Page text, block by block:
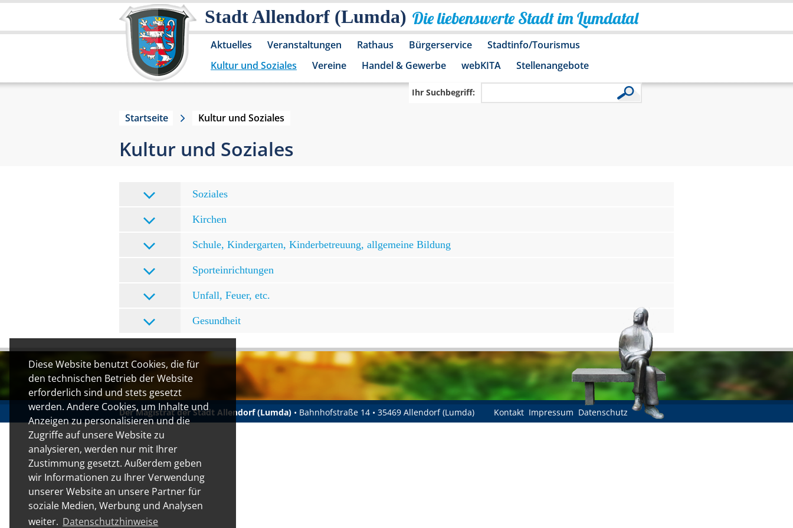
Diese Website benutzt Cookies, die für
den technischen Betrieb der Website
erforderlich sind und stets gesetzt
werden. Andere Cookies, um Inhalte und
Anzeigen zu personalisieren und die
Zugriffe auf unsere Website zu
analysieren, werden nur mit Ihrer
Zustimmung gesetzt. Außerdem geben
wir Informationen zu Ihrer Verwendung
unserer Website an unsere Partner für
soziale Medien, Werbung und Analysen
weiter. Datenschutzhinweise
Stadt Allendorf (Lumda) Die liebenswerte Stadt im Lumdatal
Aktuelles Veranstaltungen Rathaus Bürgerservice
Stadtinfo/Tourismus
Kultur und Soziales
Vereine Handel & Gewerbe webKITA Stellenangebote
Ihr Suchbegriff:
Startseite Kultur und Soziales
Kultur und Soziales
Soziales
Kirchen
Schule, Kindergarten, Kinderbetreuung, allgemeine Bildung
Sporteinrichtungen
Unfall, Feuer, etc.
Gesundheit
Der Magistrat der Stadt Allendorf (Lumda) • Bahnhofstraße 14 • 35469 Allendorf (Lumda) Kontakt Impressum Datenschutz